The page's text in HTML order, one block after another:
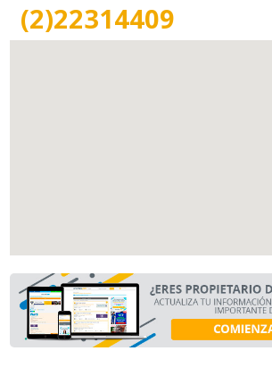
(2)22314409